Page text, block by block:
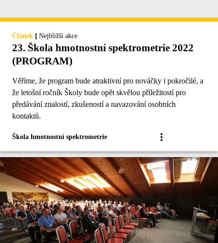
Článek | Nejbližší akce
23. Škola hmotnostní spektrometrie 2022
(PROGRAM)
Věříme, že program bude atraktivní pro nováčky i pokročilé, a
že letošní ročník Školy bude opět skvělou příležitostí pro
předávání znalostí, zkušeností a navazování osobních
kontaktů.
Škola hmotnostní spektrometrie